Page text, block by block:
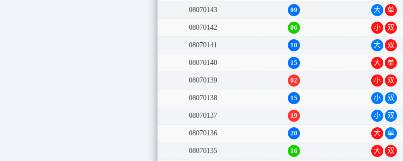
08070143 09 大 单
08070142 06 小 双
08070141 10 大 双
08070140 15 大 单
08070139 02 小 双
08070138 15 小 双
08070137 19 小 双
08070136 20 大 单
08070135 16 大 双